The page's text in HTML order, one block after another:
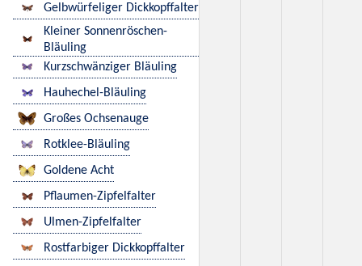
Gelbwürfeliger Dickkopffalter
Kleiner Sonnenröschen-
Bläuling
Kurzschwänziger Bläuling
Hauhechel-Bläuling
Großes Ochsenauge
Rotklee-Bläuling
Goldene Acht
Pflaumen-Zipfelfalter
Ulmen-Zipfelfalter
Rostfarbiger Dickkopffalter